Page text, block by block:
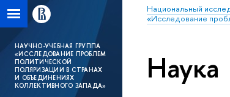
Национальный
«Исследование
НАУЧНО-УЧЕБНАЯ ГРУППА
«ИССЛЕДОВАНИЕ ПРОБЛЕМ
ПОЛИТИЧЕСКОЙ
ПОЛЯРИЗАЦИИ В СТРАНАХ
И ОБЪЕДИНЕНИЯХ
КОЛЛЕКТИВНОГО ЗАПАДА»
Наука